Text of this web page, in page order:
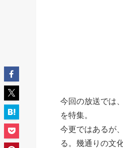
今回の放送では
を特集。
今更ではあるが
る。幾通りの文